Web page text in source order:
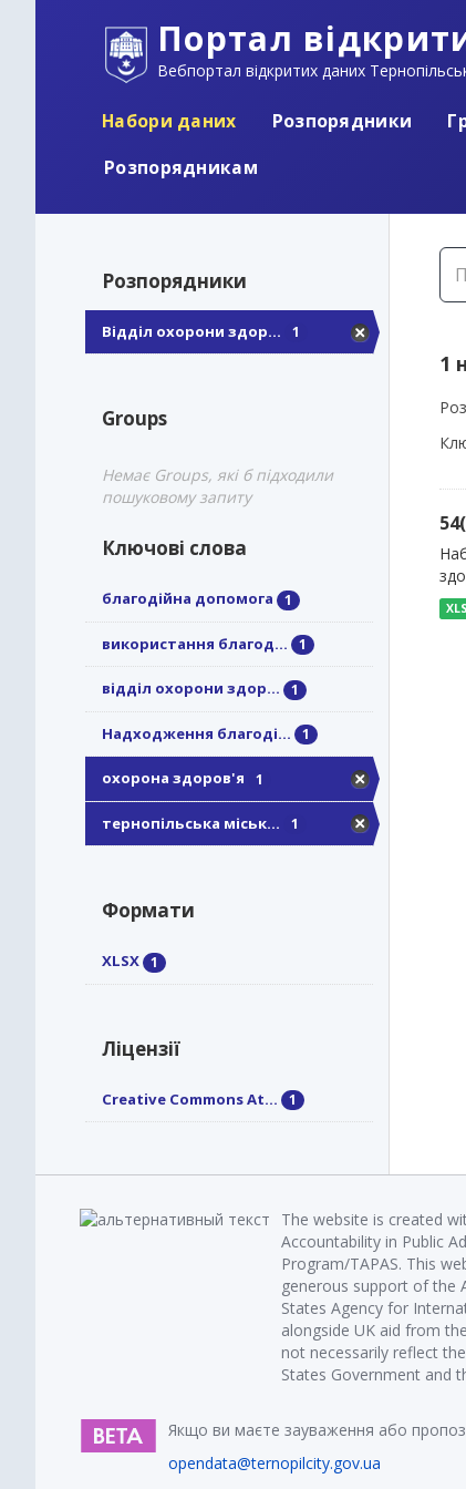
Портал
Вебпортал відкритих даних
Набори даних Розпорядники
Розпорядникам
Розпорядники
Відділ охорони здор... 1
Groups
Немає Groups, які б підходили
пошуковому запиту
Ключові слова
благодійна допомога 1
використання благод... 1
відділ охорони здор... 1
Надходження благоді... 1
охорона здоров'я 1
тернопільська міськ... 1
Формати
XLSX 1
Ліцензії
Creative Commons At... 1
1
The website is created
Accountability in Public
Program/TAPAS. This
generous support of the
States Agency for
alongside UK aid from
not necessarily reflect
States Government and
Якщо ви маєте зауваження або
opendata@ternopilcity.gov.ua